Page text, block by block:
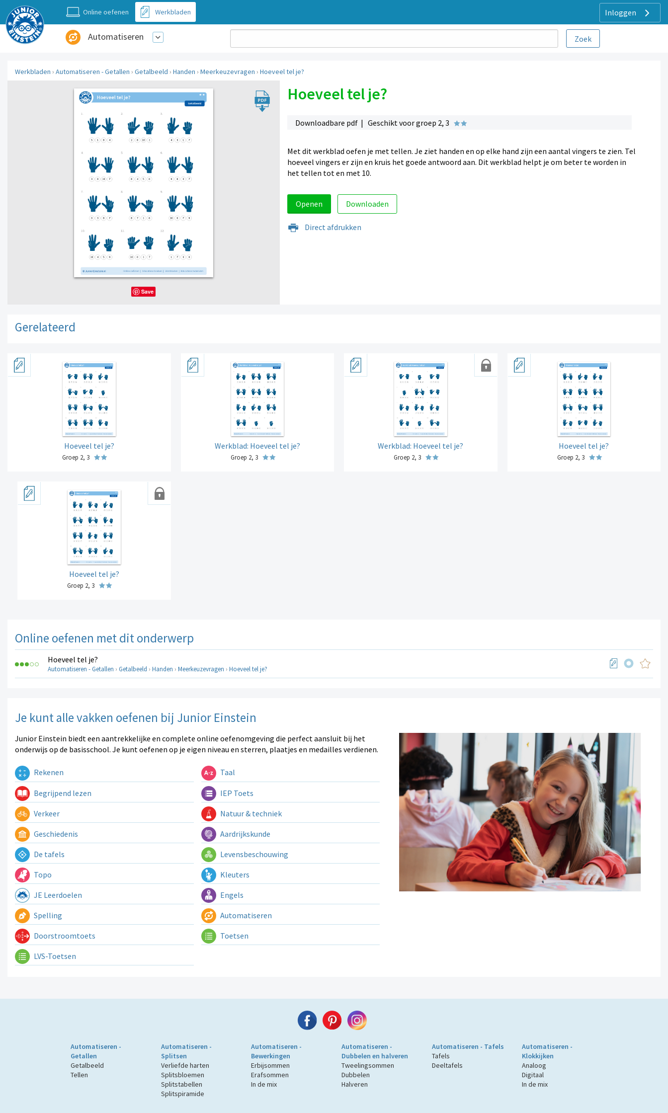
Inloggen
Online oefenen Werkbladen
Automatiseren
Werkbladen › Automatiseren - Getallen › Getalbeeld › Handen › Meerkeuzevragen › Hoeveel tel je?
Hoeveel tel je?
Downloadbare pdf | Geschikt voor groep 2, 3
Met dit werkblad oefen je met tellen. Je ziet handen en op elke hand zijn een aantal vingers te zien. Tel
hoeveel vingers er zijn en kruis het goede antwoord aan. Dit werkblad helpt je om beter te worden in
het tellen tot en met 10.
Openen Downloaden
Direct afdrukken
Save
Gerelateerd
Hoeveel tel je?
Groep 2, 3
Werkblad: Hoeveel tel je?
Groep 2, 3
Werkblad: Hoeveel tel je?
Groep 2, 3
Hoeveel tel je?
Groep 2, 3
Hoeveel tel je?
Groep 2, 3
Online oefenen met dit onderwerp
Hoeveel tel je?
Automatiseren - Getallen › Getalbeeld › Handen › Meerkeuzevragen › Hoeveel tel je?
Je kunt alle vakken oefenen bij Junior Einstein
Junior Einstein biedt een aantrekkelijke en complete online oefenomgeving die perfect aansluit bij het
onderwijs op de basisschool. Je kunt oefenen op je eigen niveau en sterren, plaatjes en medailles verdienen.
Rekenen Taal
Begrijpend lezen IEP Toets
Verkeer Natuur & techniek
Geschiedenis Aardrijkskunde
De tafels Levensbeschouwing
Topo Kleuters
JE Leerdoelen Engels
Spelling Automatiseren
Doorstroomtoets Toetsen
LVS-Toetsen
Automatiseren -
Getallen
Getalbeeld
Tellen
Automatiseren -
Splitsen
Verliefde harten
Splitsbloemen
Splitstabellen
Splitspiramide
Automatiseren -
Bewerkingen
Erbijsommen
Erafsommen
In de mix
Automatiseren -
Dubbelen en halveren
Tweelingsommen
Dubbelen
Halveren
Automatiseren - Tafels
Tafels
Deeltafels
Automatiseren -
Klokkijken
Analoog
Digitaal
In de mix